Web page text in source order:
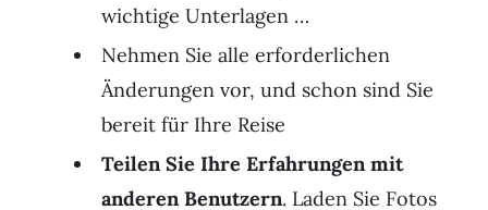
wichtige Unterlagen …
Nehmen Sie alle erforderlichen
Änderungen vor, und schon sind Sie
bereit für Ihre Reise
Teilen Sie Ihre Erfahrungen mit
anderen Benutzern. Laden Sie Fotos